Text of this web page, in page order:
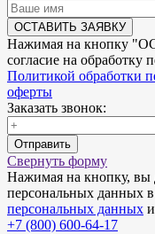
ОСТАВИТЬ ЗАЯВКУ
Нажимая на кнопку "
согласие на обработку
Политикой обработки
оферты
Заказать звонок:
Отправить
Свернуть форму
Нажимая на кнопку, вы
персональных данных в
персональных данных и
+7 (800) 600-64-17